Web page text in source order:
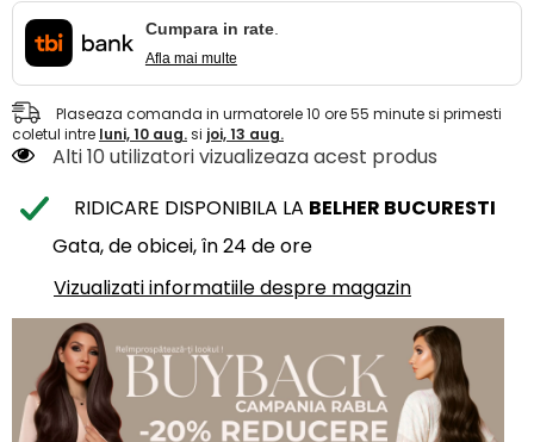
Cumpara in rate.
Afla mai multe
Plaseaza comanda in urmatorele10 ore55 minutesi primesti
coletul intre luni, 10 aug.si joi, 13 aug.
Alti 10 utilizatori vizualizeaza acest produs
RIDICARE DISPONIBILA LA BELHER BUCURESTI
Gata, de obicei, în 24 de ore
Vizualizati informatiile despre magazin